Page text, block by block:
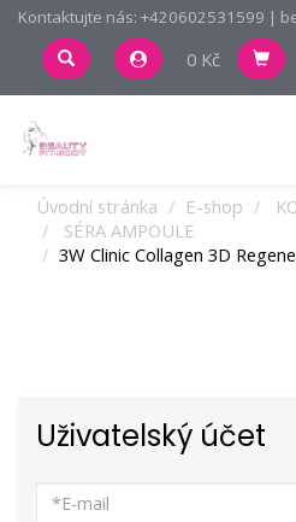
Kontaktujte nás: +420602531599 |
0 Kč
Úvodní stránka E-shop
SÉRA AMPOULE
3W Clinic Collagen 3D
Uživatelský účet